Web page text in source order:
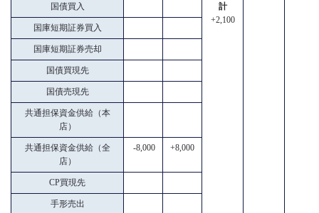
国債買入
計
+2,100
国庫短期証券買入
国庫短期証券売却
国債買現先
国債売現先
共通担保資金供給（本
店）
共通担保資金供給（全
店）
-8,000 +8,000
CP買現先
手形売出